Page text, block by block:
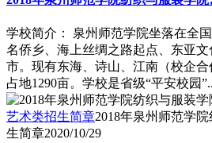
学校简介： 泉州师范学院坐落在全
名侨乡、海上丝绸之路起点、东亚
市。现有东海、诗山、江南（校企合
占地1290亩。学校是省级“平安校园”..
艺术类招生简章2018年泉州师范学
生简章2020/10/29